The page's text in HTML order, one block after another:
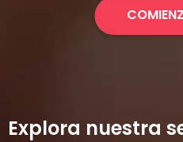
Explora nuestra